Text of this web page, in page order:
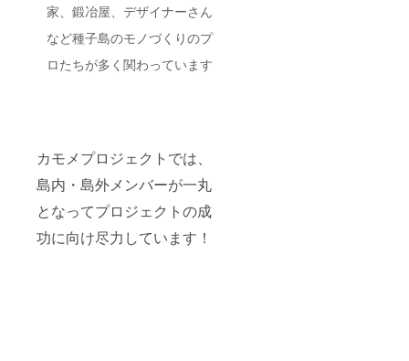
家、鍛冶屋、デザイナーさん
など種子島のモノづくりのプ
ロたちが多く関わっています
カモメプロジェクトでは、
島内・島外メンバーが一丸
となってプロジェクトの成
功に向け尽力しています！